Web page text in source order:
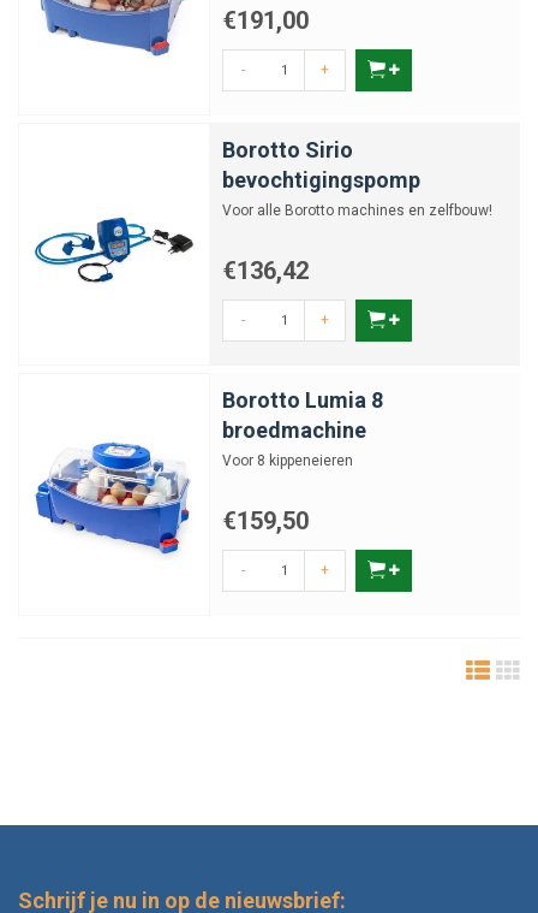
€191,00
- +
Borotto Sirio
bevochtigingspomp
Voor alle Borotto machines en zelfbouw!
€136,42
- +
Borotto Lumia 8
broedmachine
Voor 8 kippeneieren
€159,50
- +
Schrijf je nu in op de nieuwsbrief: